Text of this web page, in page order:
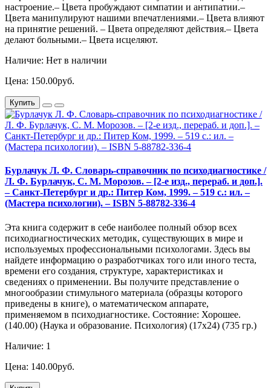
настроение.– Цвета пробуждают симпатии и антипатии.–
Цвета манипулируют нашими впечатлениями.– Цвета влияют
на принятие решений. – Цвета определяют действия.– Цвета
делают больными.– Цвета исцеляют.
Наличие: Нет в наличии
Цена: 150.00руб.
Купить
Бурлачук Л. Ф. Словарь-справочник по психодиагностике /
Л. Ф. Бурлачук, С. М. Морозов. – [2-е изд., перераб. и доп.].
– Санкт-Петербург и др.: Питер Ком, 1999. – 519 с.: ил. –
(Мастера психологии). – ISBN 5-88782-336-4
Эта книга содержит в себе наиболее полный обзор всех
психодиагностических методик, существующих в мире и
используемых профессиональными психологами. Здесь вы
найдете информацию о разработчиках того или иного теста,
времени его создания, структуре, характеристиках и
сведениях о применении. Вы получите представление о
многообразии стимульного материала (образцы которого
приведены в книге), о математическом аппарате,
применяемом в психодиагностике. Состояние: Хорошее.
(140.00) (Наука и образование. Психология) (17х24) (735 гр.)
Наличие: 1
Цена: 140.00руб.